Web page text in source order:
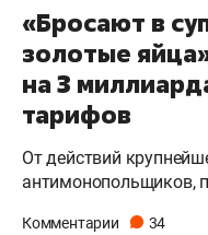
«Бросают в
золотые
на 3
тарифов
От действий
антимонопольщиков,
Комментарии 34